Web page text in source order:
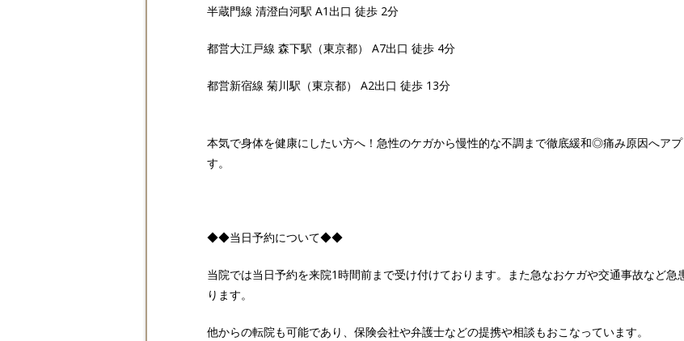
半蔵門線 清澄白河駅 A1出口 徒歩 2分
都営大江戸線 森下駅（東京都） A7出口 徒歩 4分
都営新宿線 菊川駅（東京都） A2出口 徒歩 13分
本気で身体を健康にしたい方へ！急性のケガから慢性的な不調まで徹底緩和◎痛み原因へア
す。
◆◆当日予約について◆◆
当院では当日予約を来院1時間前まで受け付けております。また急なおケガや交通事故など
ります。
他からの転院も可能であり、保険会社や弁護士などの提携や相談もおこなっています。